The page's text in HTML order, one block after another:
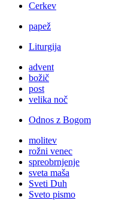
Cerkev
papež
Liturgija
advent
božič
post
velika noč
Odnos z Bogom
molitev
rožni venec
spreobrnjenje
sveta maša
Sveti Duh
Sveto pismo